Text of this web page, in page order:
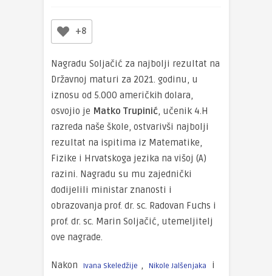
+8
Nagradu Soljačić za najbolji rezultat na
Državnoj maturi za 2021. godinu, u
iznosu od 5.000 američkih dolara,
osvojio je Matko Trupinić, učenik 4.H
razreda naše škole, ostvarivši najbolji
rezultat na ispitima iz Matematike,
Fizike i Hrvatskoga jezika na višoj (A)
razini. Nagradu su mu zajednički
dodijelili ministar znanosti i
obrazovanja prof. dr. sc. Radovan Fuchs i
prof. dr. sc. Marin Soljačić, utemeljitelj
ove nagrade.
Nakon Ivana Skeledžije , Nikole Jalšenjaka i